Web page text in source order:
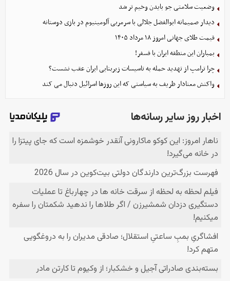
وضعیت سلامتی جو بایدن وخیم تر شد
دیدار صمیمانه ابوالفضل جلالی با سرمربی آلومینیوم در بازی دوستانه
قیمت طلای جهانی امروز ۱۸ مرداد ۱۴۰۵
بمباران این منطقه ایران با فسفر!
چرا ترامپ از تهدید حمله به تاسیسات زیربنایی ایران عقب نشست؟
واکنش معنادار ظریف به سیاستی که این روزها اسرائیل دنبال می کند